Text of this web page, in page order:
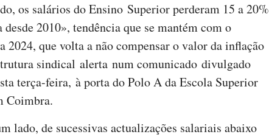
os salários do Ensino Superior perderam 15 a 20%
2010», tendência que se mantém com o
2024, que volta a não compensar o valor da inflação
sindical alerta num comunicado divulgado
terça-feira, à porta do Polo A da Escola Superior
Coimbra.
lado, de sucessivas actualizações salariais abaixo